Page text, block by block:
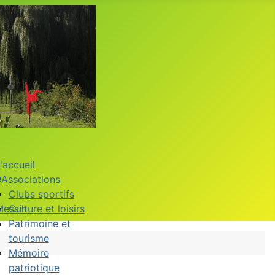
Associations
Clubs sportifs
Culture et loisirs
Patrimoine et
tourisme
Mémoire
patriotique